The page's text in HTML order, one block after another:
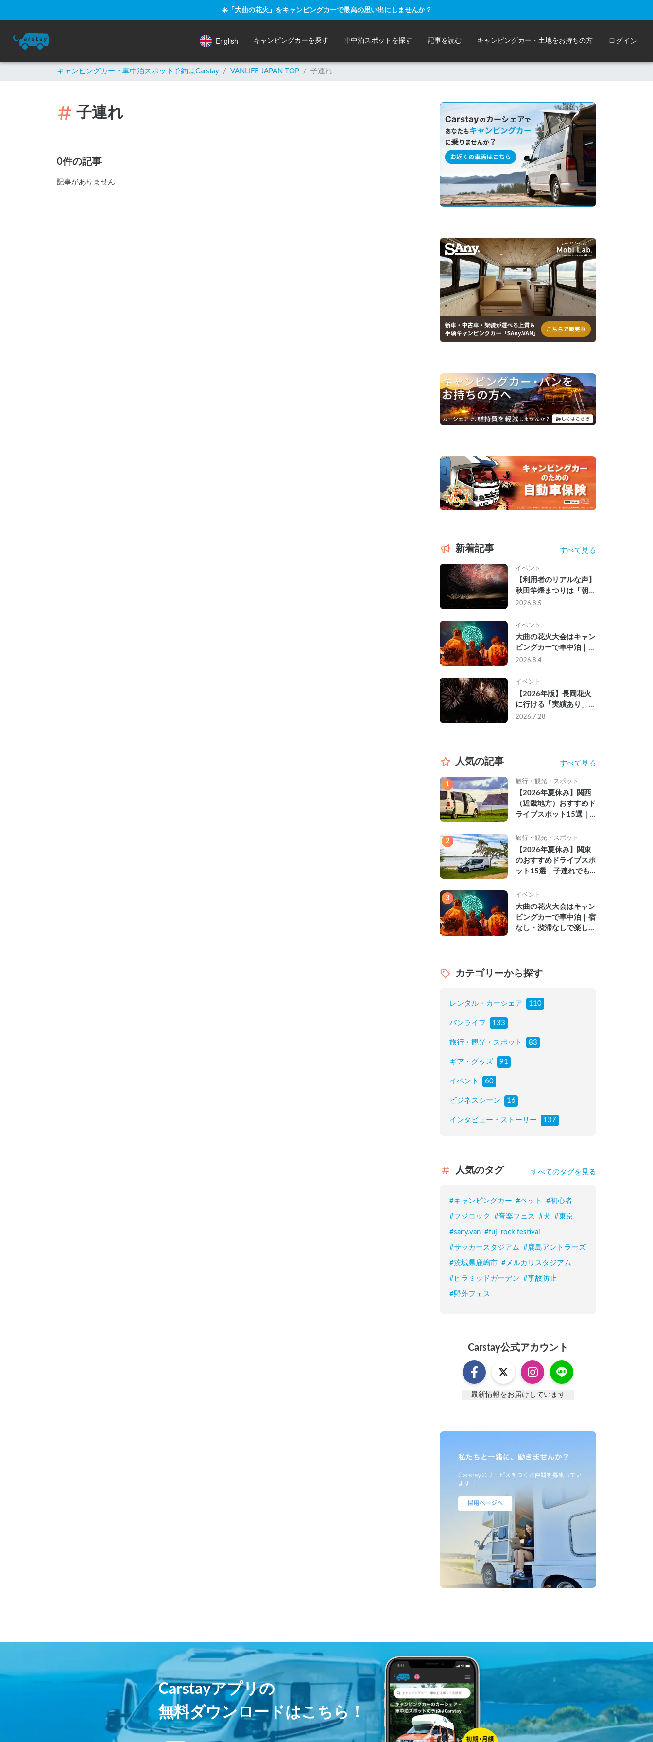
☀️「大曲の花火」をキャンピングカーで最高の思い出にしませんか？
English キャンピングカーを探す 車中泊スポットを探す 記事を読む キャンピングカー・土地をお持ちの方 ログイン
キャンピングカー・車中泊スポット予約はCarstay / VANLIFE JAPAN TOP / 子連れ
子連れ
0件の記事
記事がありません
新着記事 すべて見る
イベント
【利用者のリアルな声】
秋田竿燈まつりは「朝か
ら夜まで」の祭り。キャ
組の記録
2026.8.5
イベント
大曲の花火大会はキャン
ピングカーで車中泊｜宿
なし・渋滞なしで楽しむ
2026.8.4
イベント
【2026年版】長岡花火
に行ける「実績あり」の
キャンピングカー3選｜
2026.7.28
人気の記事 すべて見る
1 旅行・観光・スポット
【2026年夏休み】関西
（近畿地方）おすすめド
ライブスポット15選｜
名所を紹介
2 旅行・観光・スポット
【2026年夏休み】関東
のおすすめドライブスポ
ット15選｜子連れでも
ルメ・温泉を徹底解説
3 イベント
大曲の花火大会はキャン
ピングカーで車中泊｜宿
なし・渋滞なしで楽しむ
カテゴリーから探す
レンタル・カーシェア 110
バンライフ 133
旅行・観光・スポット 83
ギア・グッズ 91
イベント 60
ビジネスシーン 16
インタビュー・ストーリー 137
人気のタグ すべてのタグを見る
#キャンピングカー #ペット #初心者
#フジロック #音楽フェス #犬 #東京
#sany.van #fuji rock festival
#サッカースタジアム #鹿島アントラーズ
#茨城県鹿嶋市 #メルカリスタジアム
#ピラミッドガーデン #事故防止
#野外フェス
Carstay公式アカウント
最新情報をお届けしています
Carstayアプリの
無料ダウンロードはこちら！